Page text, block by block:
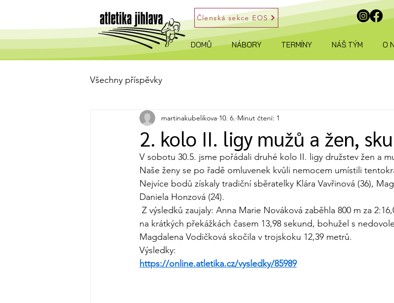
DOMŮ NÁBORY TERMÍNY NÁŠ TÝM O
Členská sekce EOS
Všechny příspěvky
2. kolo II. ligy mužů a žen,
martinakubelikova 10. 6. Minut čtení: 1
V sobotu 30.5. jsme pořádali druhé kolo II. ligy družstev žen a
Naše ženy se po řadě omluvenek kvůli nemocem umístili
Nejvíce bodů získaly tradiční sběratelky Klára Vavřinová (36),
Daniela Honzová (24).
Z výsledků zaujaly: Anna Marie Nováková zaběhla 800 m za
na krátkých překážkách časem 13,98 sekund, bohužel s
Magdalena Vodičková skočila v trojskoku 12,39 metrů.
Výsledky:
https://online.atletika.cz/vysledky/85989